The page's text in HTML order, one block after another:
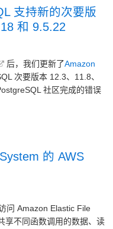
支持新的次要版
和 9.5.22
后，我们更新了Amazon
次要版本 12.3、11.8、
社区完成的错误
的 AWS
问 Amazon Elastic File
享不同函数调用的数据、读